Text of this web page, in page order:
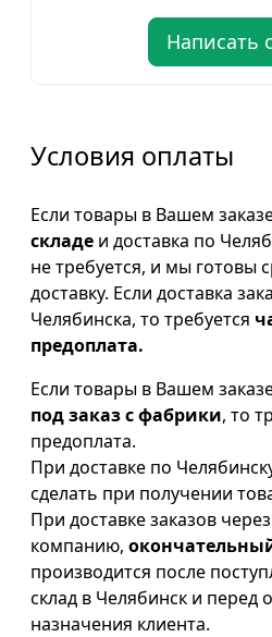
Написать
Условия оплаты
Если товары в Вашем
складе и доставка по
не требуется, и мы готовы
доставку. Если доставка
Челябинска, то требуется
предоплата.
Если товары в Вашем
под заказ с фабрики, то
предоплата.
При доставке по
сделать при получении
При доставке заказов
компанию,
производится после
склад в Челябинск и перед
назначения клиента.